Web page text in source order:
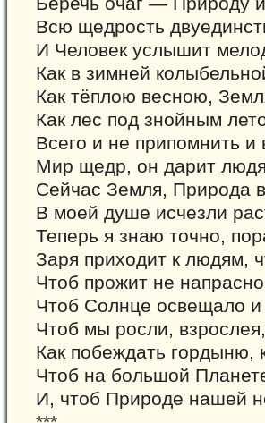
Всю щедрость
И Человек услышит
Как в зимней
Как тёплою весною,
Как лес под знойным
Всего и не припомнить и
Мир щедр, он дарит
Сейчас Земля, Природа
В моей душе исчезли
Теперь я знаю точно,
Заря приходит к людям,
Чтоб прожит не
Чтоб Солнце освещало
Чтоб мы росли,
Как побеждать гордыню,
Чтоб на большой
И, чтоб Природе нашей